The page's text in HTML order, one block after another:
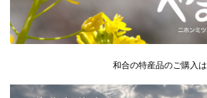
和合の特産品のご購入は